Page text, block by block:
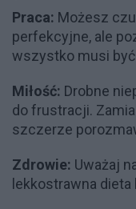
Praca: Możesz
perfekcyjne, ale
wszystko musi
Miłość: Drobne
do frustracji.
szczerze
Zdrowie: Uważaj
lekkostrawna